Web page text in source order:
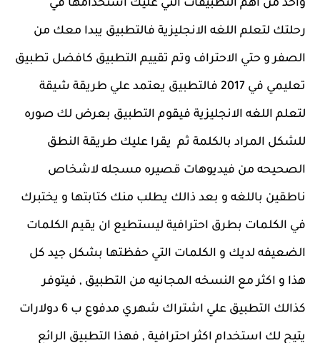
واحد من اهم التطبيقات التي عليك استخدامها في
رحلتك لتعلم اللغه الانجليزية فالتطبيق يبدا معك من
الصفر و حتي الاحتراف وتم تقييم التطبيق كافضل تطبيق
تعليمي في 2017 فالتطبيق يعتمد علي طريقة شيقة
لتعلم اللغه الانجليزية فيقوم التطبيق بعرض لك صوره
للشكل المراد بالكلمة ثم يقرا عليك طريقة النطق
الصحيحه من فيديوهات قصيره مسجله لاشخاص
ناطقين باللغه و بعد ذالك يطلب منك كتابتها و يختبرك
في الكلمات بطرق احترافية ليستطيع ان يقيم الكلمات
الضعيفه لديك و الكلمات التي حفظتها بشكل جيد كل
هذا و اكثر مع النسخه المجانيه من التطبيق , فيتوفر
كذالك التطبيق علي اشتراك شهري مدفوع ب 6 دولارات
يتيح لك استخدام اكثر احترافية , فهذا التطبيق الرائع